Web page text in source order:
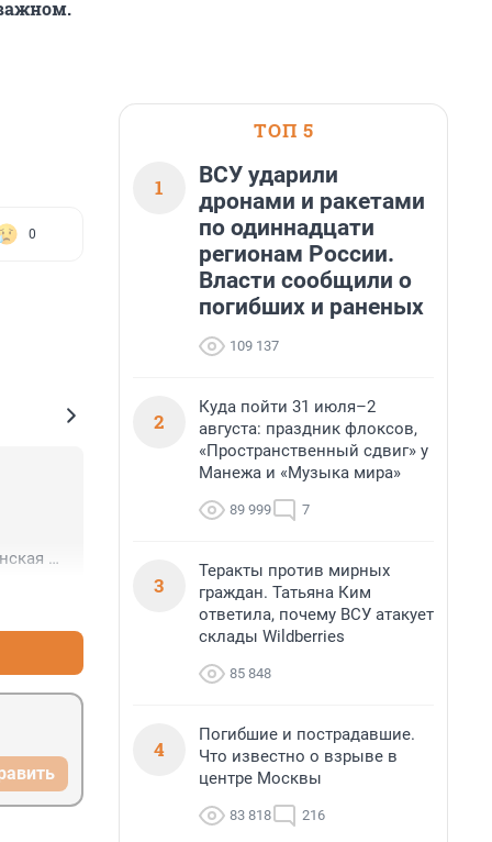
0
ТОП 5
1
ВСУ ударили
дронами и ракетами
по одиннадцати
регионам России.
Власти сообщили о
погибших и раненых
109 137
2
Куда пойти 31 июля–2
августа: праздник флоксов,
«Пространственный сдвиг» у
Манежа и «Музыка мира»
89 999 7
3
Теракты против мирных
граждан. Татьяна Ким
ответила, почему ВСУ атакует
склады Wildberries
85 848
4
Погибшие и пострадавшие.
Что известно о взрыве в
центре Москвы
83 818 216